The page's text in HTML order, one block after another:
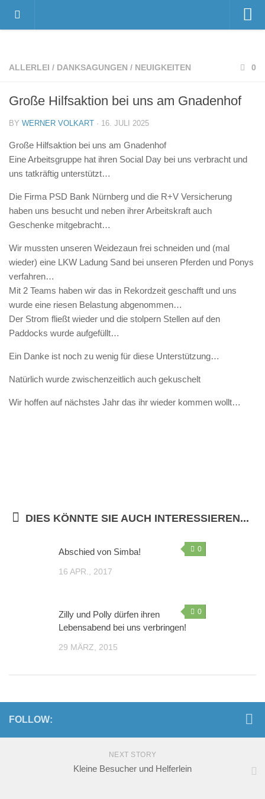
Das Gnadenhof-Team
Der Gnadenhof platzt aus allen Nähten…
News
Neuigkeiten
Pressestimmen
Termine
Verstorbene Tiere
Mitglied werden
Erbschaft – Letzter Wille
Sachspenden
Online einkaufen – und dabei noch helfen: gooding!
Monika Pracht
ALLERLEI / DANKSAGUNGEN / NEUIGKEITEN 0
Große Hilfsaktion bei uns am Gnadenhof
BY WERNER VOLKART · 16. JULI 2025
Große Hilfsaktion bei uns am Gnadenhof
Eine Arbeitsgruppe hat ihren Social Day bei uns verbracht und
uns tatkräftig unterstützt…
Die Firma PSD Bank Nürnberg und die R+V Versicherung
haben uns besucht und neben ihrer Arbeitskraft auch
Geschenke mitgebracht…
Wir mussten unseren Weidezaun frei schneiden und (mal
wieder) eine LKW Ladung Sand bei unseren Pferden und Ponys
verfahren…
Mit 2 Teams haben wir das in Rekordzeit geschafft und uns
wurde eine riesen Belastung abgenommen…
Der Strom fließt wieder und die stolpern Stellen auf den
Paddocks wurde aufgefüllt…
Ein Danke ist noch zu wenig für diese Unterstützung…
Natürlich wurde zwischenzeitlich auch gekuschelt
Wir hoffen auf nächstes Jahr das ihr wieder kommen wollt…
DIES KÖNNTE SIE AUCH INTERESSIEREN...
0
Abschied von Simba!
16 APR., 2017
0
Zilly und Polly dürfen ihren
Lebensabend bei uns verbringen!
29 MÄRZ, 2015
FOLLOW:
NEXT STORY
Kleine Besucher und Helferlein